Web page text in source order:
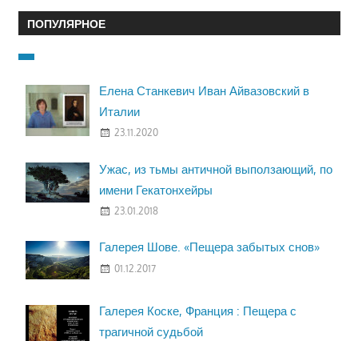
ПОПУЛЯРНОЕ
Елена Станкевич Иван Айвазовский в
Италии
23.11.2020
Ужас, из тьмы античной выползающий, по
имени Гекатонхейры
23.01.2018
Галерея Шове. «Пещера забытых снов»
01.12.2017
Галерея Коске, Франция : Пещера с
трагичной судьбой